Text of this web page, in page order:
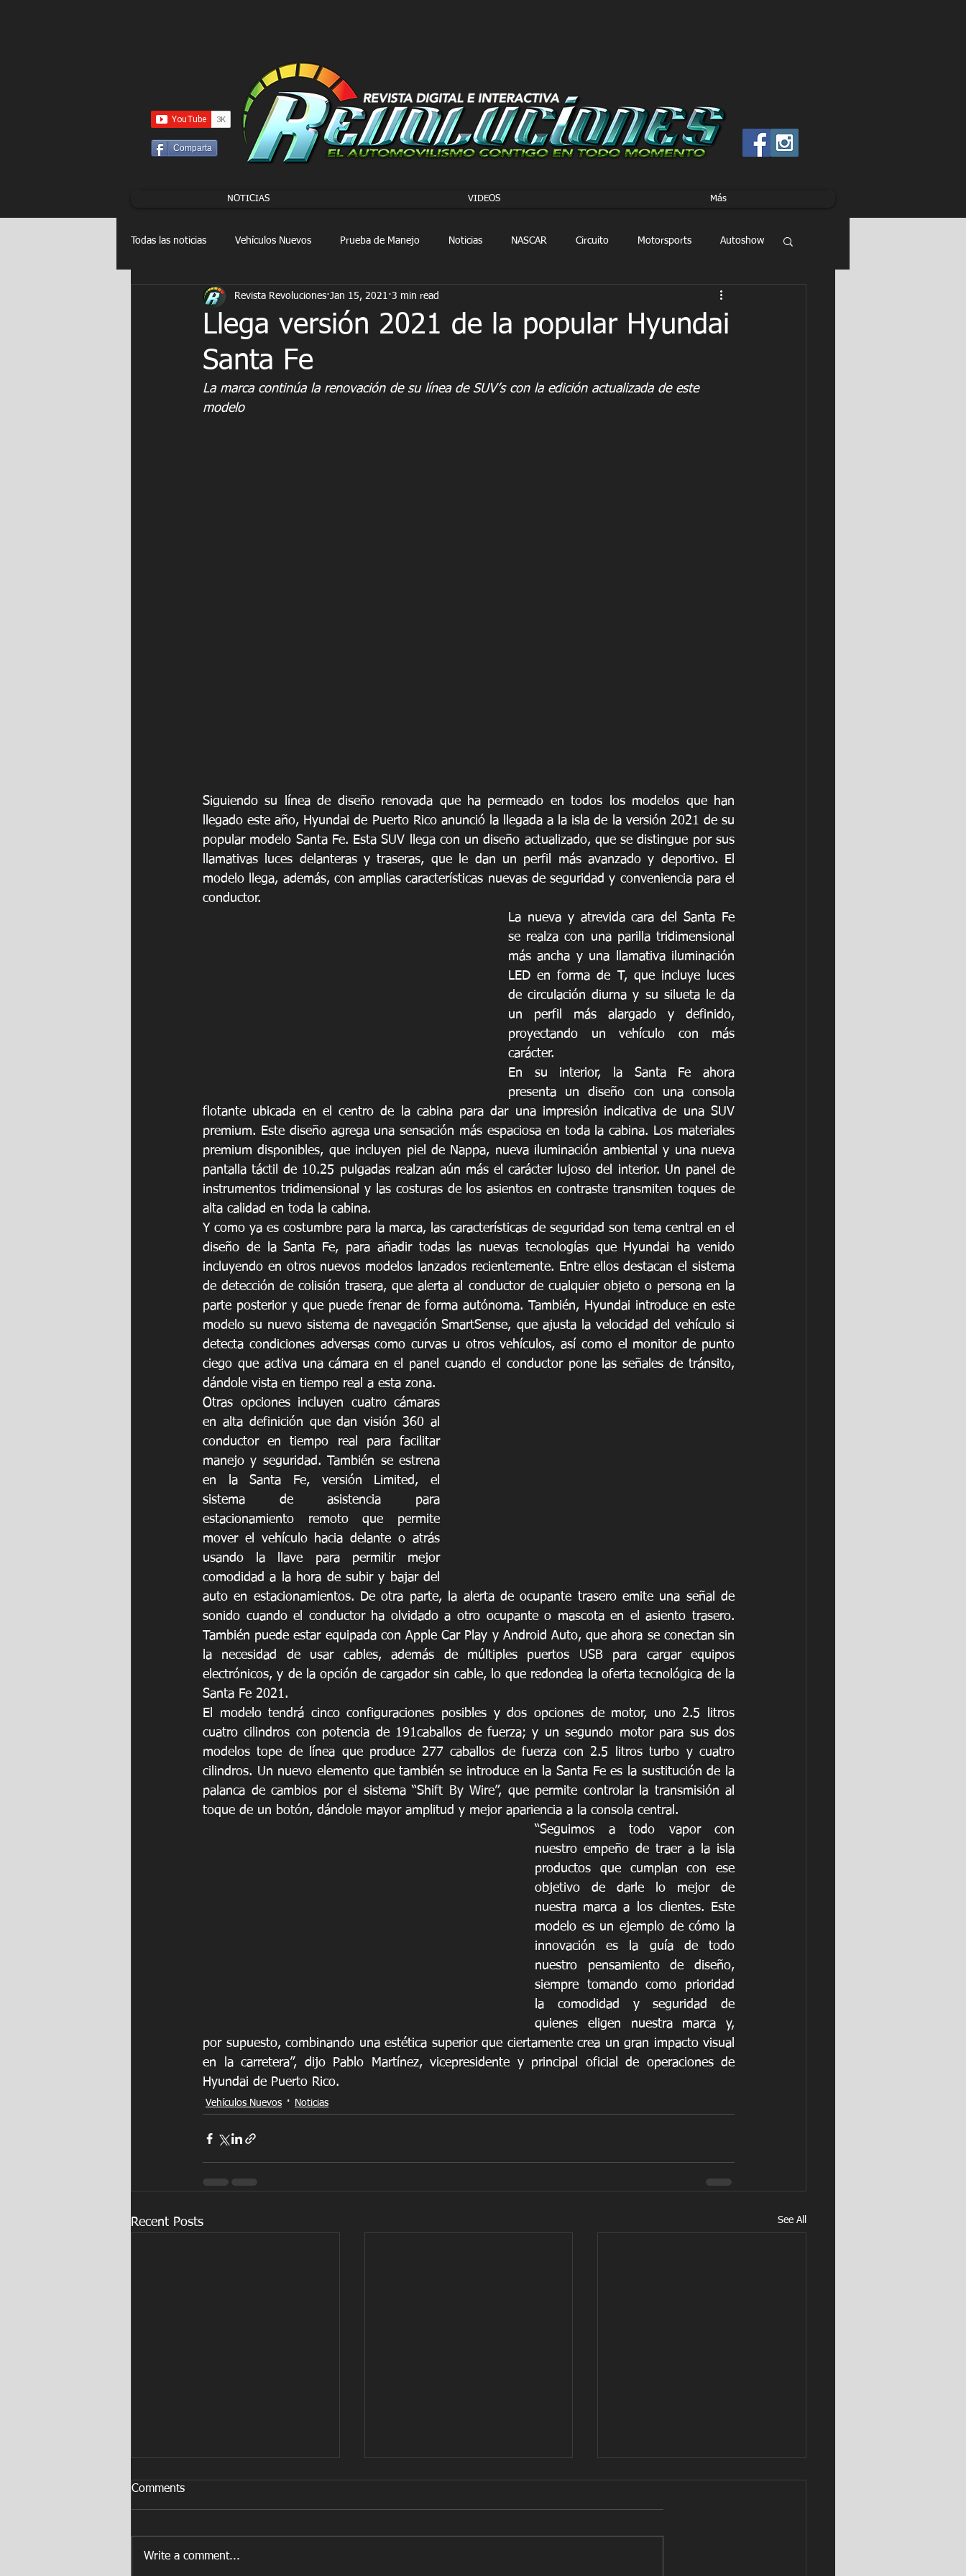
Comparta
NOTICIAS VIDEOS Más
Todas las noticias Vehículos Nuevos Prueba de Manejo Noticias NASCAR Circuito Motorsports Autoshow
Drag Racing FORMULA E FORMULA 1 Extreme E
Llega versión 2021 de la popular Hyundai
Santa Fe
Revista Revoluciones Jan 15, 2021 3 min read
La marca continúa la renovación de su línea de SUV’s con la edición actualizada de este
modelo
Siguiendo su línea de diseño renovada que ha permeado en todos los modelos que han
llegado este año, Hyundai de Puerto Rico anunció la llegada a la isla de la versión 2021 de su
popular modelo Santa Fe. Esta SUV llega con un diseño actualizado, que se distingue por sus
llamativas luces delanteras y traseras, que le dan un perfil más avanzado y deportivo. El
modelo llega, además, con amplias características nuevas de seguridad y conveniencia para el
conductor.
La nueva y atrevida cara del Santa Fe
se realza con una parilla tridimensional
más ancha y una llamativa iluminación
LED en forma de T, que incluye luces
de circulación diurna y su silueta le da
un perfil más alargado y definido,
proyectando un vehículo con más
carácter.
En su interior, la Santa Fe ahora
presenta un diseño con una consola
flotante ubicada en el centro de la cabina para dar una impresión indicativa de una SUV
premium. Este diseño agrega una sensación más espaciosa en toda la cabina. Los materiales
premium disponibles, que incluyen piel de Nappa, nueva iluminación ambiental y una nueva
pantalla táctil de 10.25 pulgadas realzan aún más el carácter lujoso del interior. Un panel de
instrumentos tridimensional y las costuras de los asientos en contraste transmiten toques de
alta calidad en toda la cabina.
Y como ya es costumbre para la marca, las características de seguridad son tema central en el
diseño de la Santa Fe, para añadir todas las nuevas tecnologías que Hyundai ha venido
incluyendo en otros nuevos modelos lanzados recientemente. Entre ellos destacan el sistema
de detección de colisión trasera, que alerta al conductor de cualquier objeto o persona en la
parte posterior y que puede frenar de forma autónoma. También, Hyundai introduce en este
modelo su nuevo sistema de navegación SmartSense, que ajusta la velocidad del vehículo si
detecta condiciones adversas como curvas u otros vehículos, así como el monitor de punto
ciego que activa una cámara en el panel cuando el conductor pone las señales de tránsito,
dándole vista en tiempo real a esta zona.
Otras opciones incluyen cuatro cámaras
en alta definición que dan visión 360 al
conductor en tiempo real para facilitar
manejo y seguridad. También se estrena
en la Santa Fe, versión Limited, el
sistema de asistencia para
estacionamiento remoto que permite
mover el vehículo hacia delante o atrás
usando la llave para permitir mejor
comodidad a la hora de subir y bajar del
auto en estacionamientos. De otra parte, la alerta de ocupante trasero emite una señal de
sonido cuando el conductor ha olvidado a otro ocupante o mascota en el asiento trasero.
También puede estar equipada con Apple Car Play y Android Auto, que ahora se conectan sin
la necesidad de usar cables, además de múltiples puertos USB para cargar equipos
electrónicos, y de la opción de cargador sin cable, lo que redondea la oferta tecnológica de la
Santa Fe 2021.
El modelo tendrá cinco configuraciones posibles y dos opciones de motor, uno 2.5 litros
cuatro cilindros con potencia de 191caballos de fuerza; y un segundo motor para sus dos
modelos tope de línea que produce 277 caballos de fuerza con 2.5 litros turbo y cuatro
cilindros. Un nuevo elemento que también se introduce en la Santa Fe es la sustitución de la
palanca de cambios por el sistema “Shift By Wire”, que permite controlar la transmisión al
toque de un botón, dándole mayor amplitud y mejor apariencia a la consola central.
“Seguimos a todo vapor con
nuestro empeño de traer a la isla
productos que cumplan con ese
objetivo de darle lo mejor de
nuestra marca a los clientes. Este
modelo es un ejemplo de cómo la
innovación es la guía de todo
nuestro pensamiento de diseño,
siempre tomando como prioridad
la comodidad y seguridad de
quienes eligen nuestra marca y,
por supuesto, combinando una estética superior que ciertamente crea un gran impacto visual
en la carretera”, dijo Pablo Martínez, vicepresidente y principal oficial de operaciones de
Hyundai de Puerto Rico.
Vehículos Nuevos Noticias
Recent Posts See All
Comments
Write a comment...